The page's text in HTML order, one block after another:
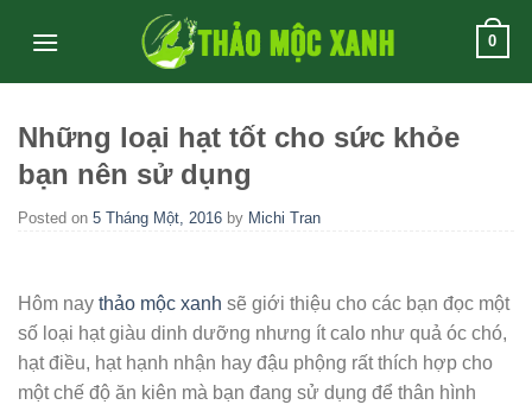
0
Những loại hạt tốt cho sức khỏe
bạn nên sử dụng
Posted on 5 Tháng Một, 2016 by Michi Tran
Hôm nay thảo mộc xanh sẽ giới thiệu cho các bạn đọc một
số loại hạt giàu dinh dưỡng nhưng ít calo như quả óc chó,
hạt điều, hạt hạnh nhận hay đậu phộng rất thích hợp cho
một chế độ ăn kiên mà bạn đang sử dụng để thân hình